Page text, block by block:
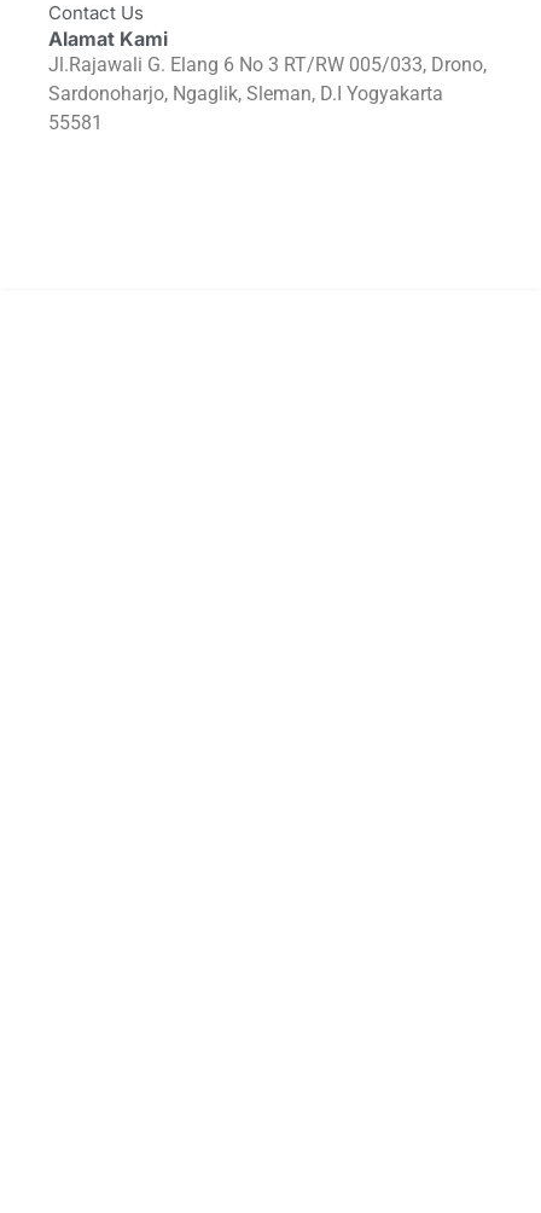
Contact Us
Alamat Kami
Jl.Rajawali G. Elang 6 No 3 RT/RW 005/033, Drono,
Sardonoharjo, Ngaglik, Sleman, D.I Yogyakarta
55581